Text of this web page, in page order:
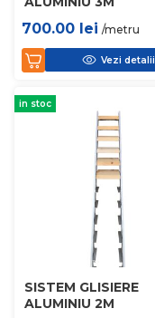
700.00 lei /metru
Vezi detalii
in stoc
SISTEM GLISIERE
ALUMINIU 2M